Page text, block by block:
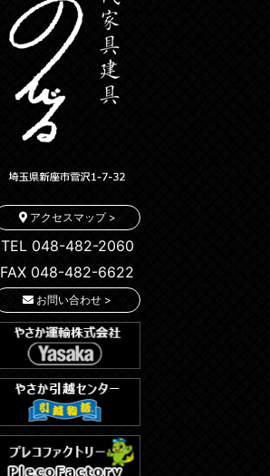
アクセスマップ >
TEL 048-482-2060
FAX 048-482-6622
お問い合わせ >